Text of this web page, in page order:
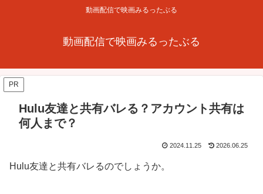
動画配信で映画みるったぶる
動画配信で映画みるったぶる
PR
Hulu友達と共有バレる？アカウント共有は
何人まで？
2024.11.25 2026.06.25
Hulu友達と共有バレるのでしょうか。